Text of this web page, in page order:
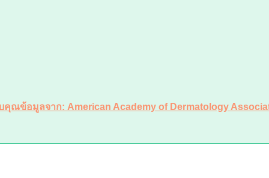
คุณข้อมูลจาก: American Academy of Dermatology